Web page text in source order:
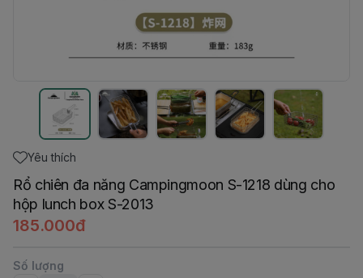
Yêu thích
Rổ chiên đa năng Campingmoon S-1218 dùng cho
hộp lunch box S-2013
185.000đ
Số lượng